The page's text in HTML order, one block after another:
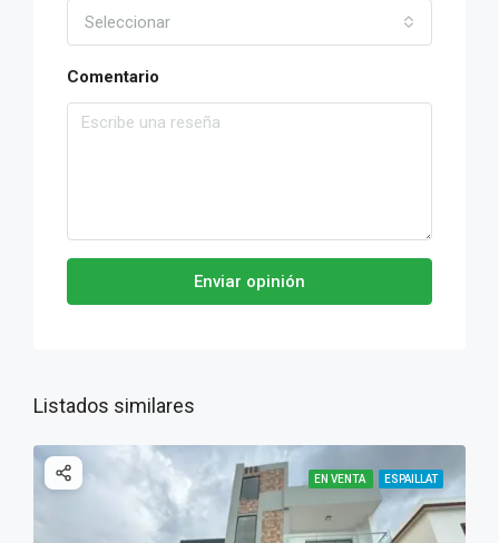
Seleccionar
Comentario
Enviar opinión
Listados similares
EN VENTA ESPAILLAT